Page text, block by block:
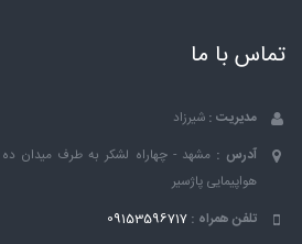
تماس با ما
مدیریت : شیرزاد
آدرس : مشهد - چهاراه لشکر به طرف میدان
هواپیمایی پاژسیر
تلفن همراه : 09153596717